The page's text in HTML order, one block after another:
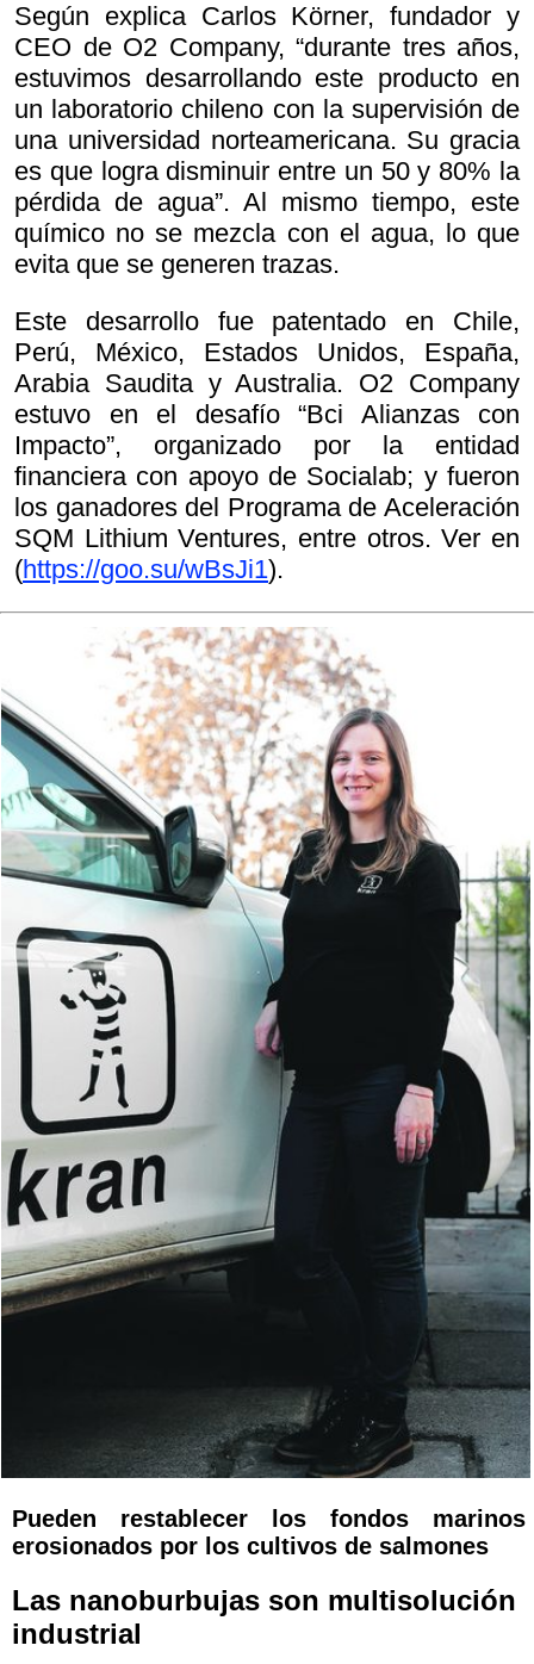
Según explica Carlos Körner, fundador y
CEO de O2 Company, “durante tres años,
estuvimos desarrollando este producto en
un laboratorio chileno con la supervisión de
una universidad norteamericana. Su gracia
es que logra disminuir entre un 50 y 80% la
pérdida de agua”. Al mismo tiempo, este
químico no se mezcla con el agua, lo que
evita que se generen trazas.
Este desarrollo fue patentado en Chile,
Perú, México, Estados Unidos, España,
Arabia Saudita y Australia. O2 Company
estuvo en el desafío “Bci Alianzas con
Impacto”, organizado por la entidad
financiera con apoyo de Socialab; y fueron
los ganadores del Programa de Aceleración
SQM Lithium Ventures, entre otros. Ver en
(https://goo.su/wBsJi1).
Pueden restablecer los fondos marinos
erosionados por los cultivos de salmones
Las nanoburbujas son multisolución
industrial